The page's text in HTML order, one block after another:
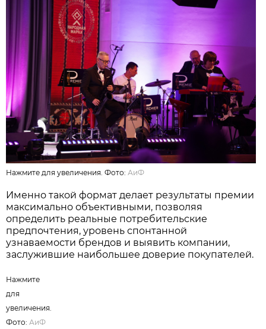
Нажмите для увеличения. Фото:АиФ
Именно такой формат делает результаты премии
максимально объективными, позволяя
определить реальные потребительские
предпочтения, уровень спонтанной
узнаваемости брендов и выявить компании,
заслужившие наибольшее доверие покупателей.
Нажмите
для
увеличения.
Фото:АиФ